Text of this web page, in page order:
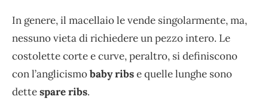
In genere, il macellaio le vende singolarmente, ma,
nessuno vieta di richiedere un pezzo intero. Le
costolette corte e curve, peraltro, si definiscono
con l’anglicismobaby ribse quelle lunghe sono
dettespare ribs.